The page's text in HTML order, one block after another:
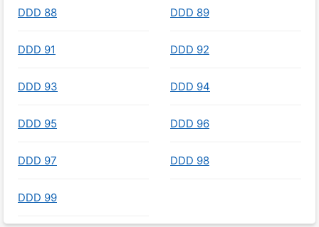
DDD 88 DDD 89
DDD 91 DDD 92
DDD 93 DDD 94
DDD 95 DDD 96
DDD 97 DDD 98
DDD 99